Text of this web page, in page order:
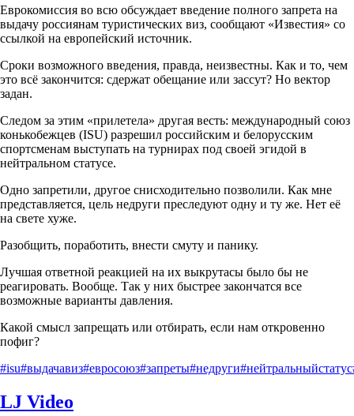
Еврокомиссия во всю обсуждает введение полного запрета на
выдачу россиянам туристических виз, сообщают «Известия» со
ссылкой на европейский источник.
Сроки возможного введения, правда, неизвестны. Как и то, чем
это всё закончится: сдержат обещание или зассут? Но вектор
задан.
Следом за этим «прилетела» другая весть: международный союз
конькобежцев (ISU) разрешил российским и белорусским
спортсменам выступать на турнирах под своей эгидой в
нейтральном статусе.
Одно запретили, другое снисходительно позволили. Как мне
представляется, цель недруги преследуют одну и ту же. Нет её
на свете хуже.
Разобщить, поработить, внести смуту и панику.
Лучшая ответной реакцией на их выкрутасы было бы не
реагировать. Вообще. Так у них быстрее закончатся все
возможные варианты давления.
Какой смысл запрещать или отбирать, если нам откровенно
пофиг?
#isu#выдачавиз#евросоюз#запреты#недруги#нейтральныйстатус
LJ Video